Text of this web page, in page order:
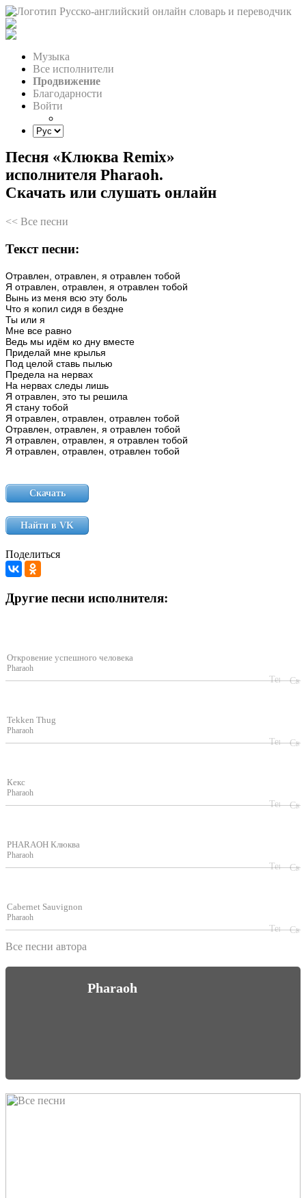
Музыка
Все исполнители
Продвижение
Благодарности
Войти
Песня «Клюква Remix»
исполнителя Pharaoh.
Скачать или слушать онлайн
<< Все песни
Текст песни:
Отравлен, отравлен, я отравлен тобой
Я отравлен, отравлен, я отравлен тобой
Вынь из меня всю эту боль
Что я копил сидя в бездне
Ты или я
Мне все равно
Ведь мы идём ко дну вместе
Приделай мне крылья
Под целой ставь пылью
Предела на нервах
На нервах следы лишь
Я отравлен, это ты решила
Я стану тобой
Я отравлен, отравлен, отравлен тобой
Отравлен, отравлен, я отравлен тобой
Я отравлен, отравлен, я отравлен тобой
Я отравлен, отравлен, отравлен тобой
Скачать
Найти в VK
Поделиться
Другие песни исполнителя:
Откровение успешного человека
Pharaoh
Tekken Thug
Pharaoh
Кекс
Pharaoh
PHARAOH Клюква
Pharaoh
Cabernet Sauvignon
Pharaoh
Все песни автора
Pharaoh